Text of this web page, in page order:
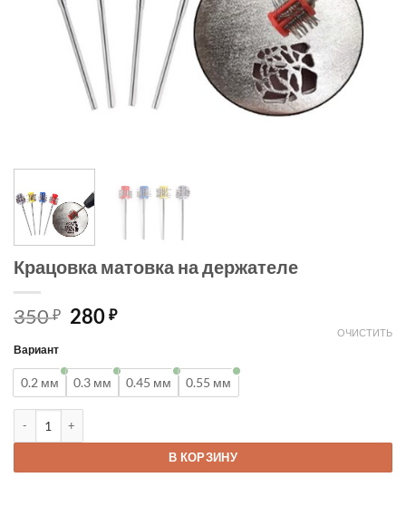
Крацовка матовка на держателе
350₽ 280₽
Вариант
0.2 мм 0.3 мм 0.45 мм 0.55 мм
ОЧИСТИТЬ
В КОРЗИНУ